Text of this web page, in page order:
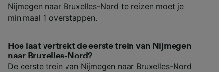
Nijmegen naar Bruxelles-Nord te reizen moet je
minimaal 1 overstappen.
Hoe laat vertrekt de eerste trein van Nijmegen
naar Bruxelles-Nord?
De eerste trein van Nijmegen naar Bruxelles-Nord